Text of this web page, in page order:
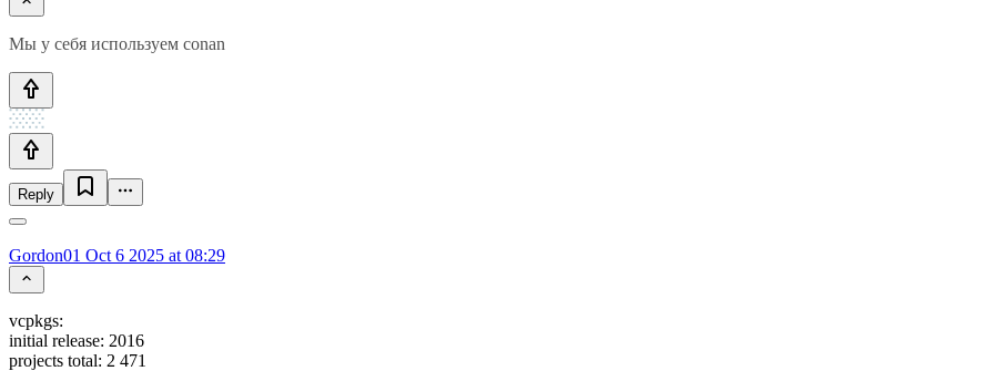
Мы у себя используем conan
Reply
Gordon01 Oct 6 2025 at 08:29
vcpkgs:
initial release: 2016
projects total: 2 471